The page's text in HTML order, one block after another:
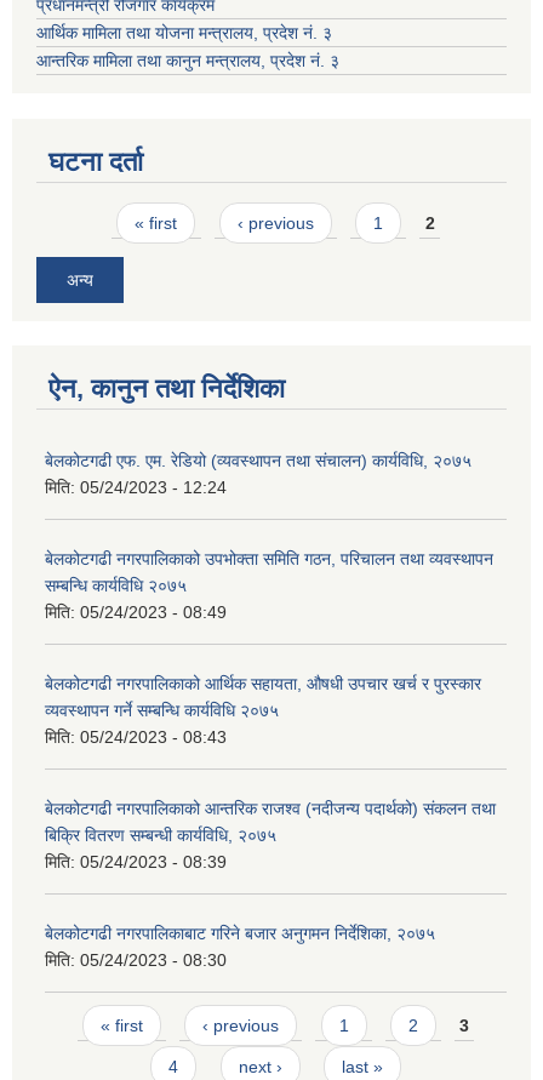
प्रधानमन्त्री रोजगार कार्यक्रम
आर्थिक मामिला तथा योजना मन्त्रालय, प्रदेश नं. ३
आन्तरिक मामिला तथा कानुन मन्त्रालय, प्रदेश नं. ३
घटना दर्ता
Pages« first ‹ previous 1 2
अन्य
ऐन, कानुन तथा निर्देशिका
बेलकोटगढी एफ. एम. रेडियो (व्यवस्थापन तथा संचालन) कार्यविधि, २०७५
मिति: 05/24/2023 - 12:24
बेलकोटगढी नगरपालिकाको उपभोक्ता समिति गठन, परिचालन तथा व्यवस्थापन
सम्बन्धि कार्यविधि २०७५
मिति: 05/24/2023 - 08:49
बेलकोटगढी नगरपालिकाको आर्थिक सहायता, औषधी उपचार खर्च र पुरस्कार
व्यवस्थापन गर्ने सम्बन्धि कार्यविधि २०७५
मिति: 05/24/2023 - 08:43
बेलकोटगढी नगरपालिकाको आन्तरिक राजश्व (नदीजन्य पदार्थको) संकलन तथा
बिक्रि वितरण सम्बन्धी कार्यविधि, २०७५
मिति: 05/24/2023 - 08:39
बेलकोटगढी नगरपालिकाबाट गरिने बजार अनुगमन निर्देशिका, २०७५
मिति: 05/24/2023 - 08:30
Pages
« first ‹ previous 1 2 3
4 next › last »